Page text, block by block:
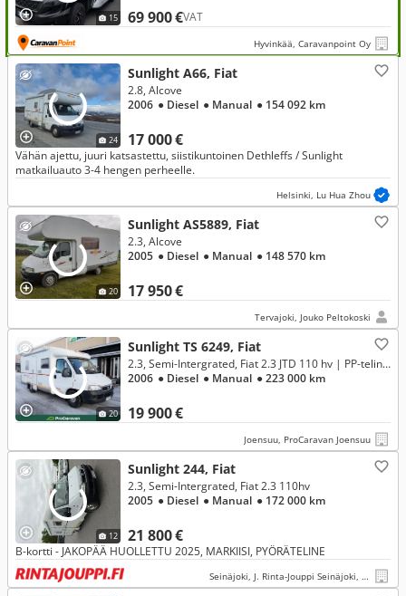
15 69 900 €VAT
Hyvinkää, Caravanpoint Oy
24
Sunlight A66, Fiat
17 000 €
2.8, Alcove
2006 ● Diesel ● Manual ● 154 092 km
Vähän ajettu, juuri katsastettu, siistikuntoinen Dethleffs / Sunlight
matkailuauto 3-4 hengen perheelle.
Helsinki, Lu Hua Zhou
20
Sunlight AS5889, Fiat
17 950 €
2.3, Alcove
2005 ● Diesel ● Manual ● 148 570 km
Tervajoki, Jouko Peltokoski
20
Sunlight TS 6249, Fiat
19 900 €
2.3, Semi-Intergrated, Fiat 2.3 JTD 110 hv | PP-teline, markiisi
2006 ● Diesel ● Manual ● 223 000 km
Joensuu, ProCaravan Joensuu
12
Sunlight 244, Fiat
21 800 €
2.3, Semi-Intergrated, Fiat 2.3 110hv
2005 ● Diesel ● Manual ● 172 000 km
B-kortti - JAKOPÄÄ HUOLLETTU 2025, MARKIISI, PYÖRÄTELINE
Seinäjoki, J. Rinta-Jouppi Seinäjoki, Herralankatu